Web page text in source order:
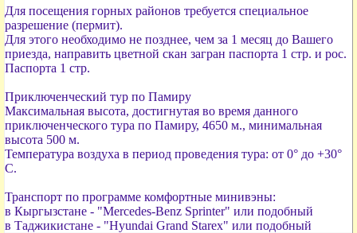
Для посещения горных районов требуется специальное
разрешение (пермит).
Для этого необходимо не позднее, чем за 1 месяц до Вашего
приезда, направить цветной скан загран паспорта 1 стр. и рос.
Паспорта 1 стр.
Приключенческий тур по Памиру
Максимальная высота, достигнутая во время данного
приключенческого тура по Памиру, 4650 м., минимальная
высота 500 м.
Температура воздуха в период проведения тура: от 0° до +30°
С.
Транспорт по программе комфортные минивэны:
в Кыргызстане - "Mercedes-Benz Sprinter" или подобный
в Таджикистане - "Hyundai Grand Starex" или подобный